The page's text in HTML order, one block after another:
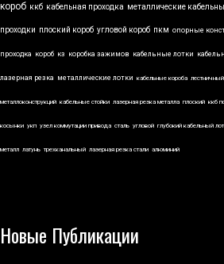
короб ккб кабельная проходка металлические
проходки плоский короб угловой короб пкм опорные
проходка короб кз коробка зажимов кабельные лотки
лазерная резка металлические лотки кабельные короба
металлоконструкций кабельные стойки лазерная резка металла плоский ккб
косынки укп узел коммутации привода сталь угловой глубокий кабельный
металл латунь трехканальный лазерная резка стали алюминий
Новые Публикации